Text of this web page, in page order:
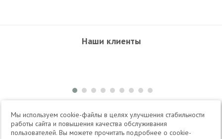
Наши клиенты
+7 495 504-34-61
Telegram Max
Мы используем cookie-файлы в целях улучшения стабильности
работы сайта и повышения качества обслуживания
пользователей. Вы можете прочитать подробнее о cookie-